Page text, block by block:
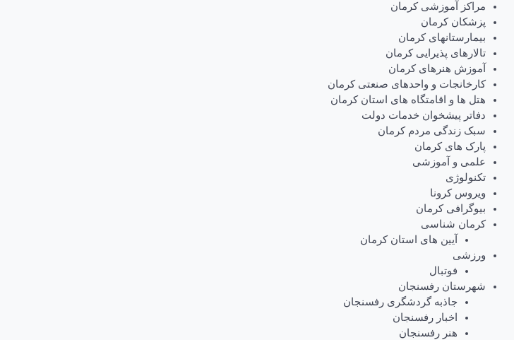
مراکز آموزشی کرمان
پزشکان کرمان
بیمارستانهای کرمان
تالارهای پذیرایی کرمان
آموزش هنرهای کرمان
کارخانجات و واحدهای صنعتی کرمان
هتل ها و اقامتگاه های استان کرمان
دفاتر پیشخوان خدمات دولت
سبک زندگی مردم کرمان
پارک های کرمان
علمی و آموزشی
تکنولوژی
ویروس کرونا
بیوگرافی کرمان
کرمان شناسی
آیین های استان کرمان
ورزشی
فوتبال
شهرستان رفسنجان
جاذبه گردشگری رفسنجان
اخبار رفسنجان
هنر رفسنجان